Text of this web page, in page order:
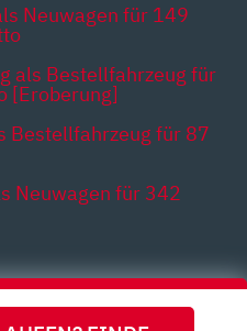
Neuwagen für 149
als Bestellfahrzeug für
[Eroberung]
Bestellfahrzeug für 87
Neuwagen für 342